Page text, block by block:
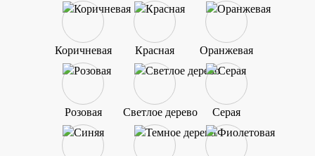
Коричневая Красная Оранжевая
Розовая Светлое дерево Серая